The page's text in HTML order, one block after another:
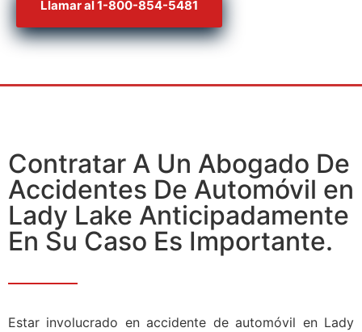
Llamar al 1-800-854-5481
Contratar A Un Abogado De
Accidentes De Automóvil en
Lady Lake Anticipadamente
En Su Caso Es Importante.
Estar involucrado en accidente de automóvil en Lady